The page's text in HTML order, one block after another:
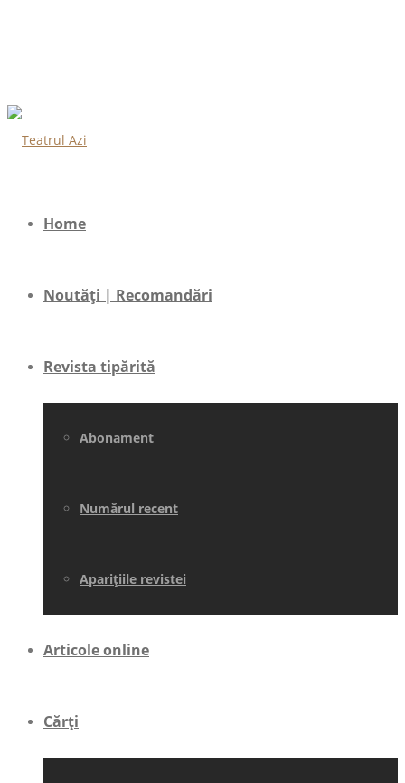
Home
Noutăți | Recomandări
Revista tipărită
Abonament
Numărul recent
Aparițiile revistei
Articole online
Cărți